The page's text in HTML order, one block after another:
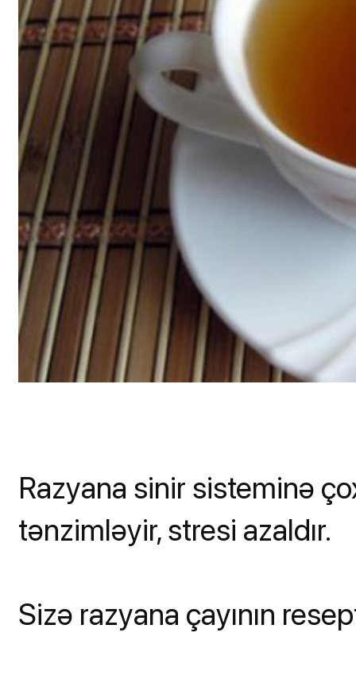
Razyana sinir sisteminə
tənzimləyir, stresi azaldır.
Sizə razyana çayının